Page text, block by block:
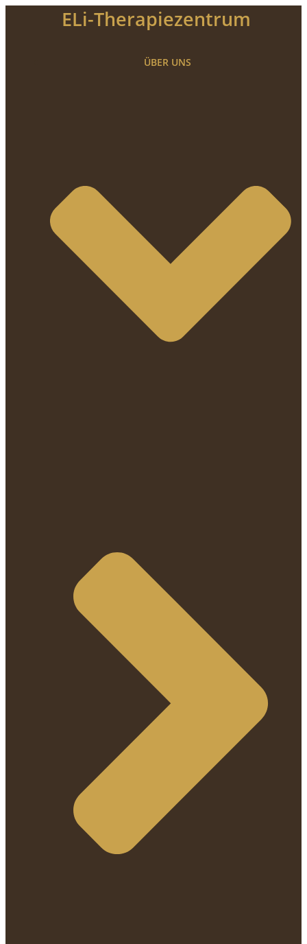
ELi-Therapiezentrum
ÜBER UNS